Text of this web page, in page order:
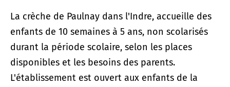
La crèche de Paulnay dans l'Indre, accueille des
enfants de 10 semaines à 5 ans, non scolarisés
durant la période scolaire, selon les places
disponibles et les besoins des parents.
L'établissement est ouvert aux enfants de la